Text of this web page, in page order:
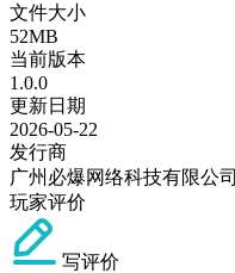
文件大小
52MB
当前版本
1.0.0
更新日期
2026-05-22
发行商
广州必爆网络科技有限公司
玩家评价
写评价